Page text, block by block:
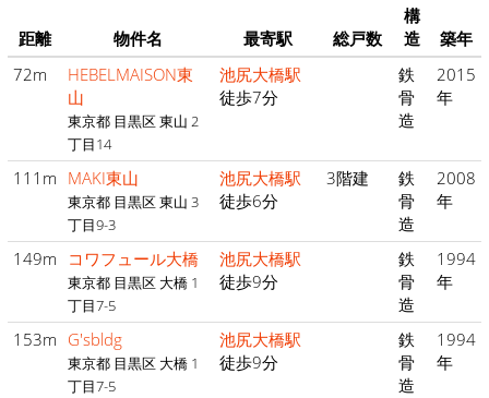
距離 物件名 最寄駅 総戸数
構
造
築年
72m
HEBELMAISON東
山
東京都 目黒区 東山 2
丁目14
池尻大橋駅
徒歩7分
鉄
骨
造
2015
年
111m MAKI東山
東京都 目黒区 東山 3
丁目9-3
池尻大橋駅
徒歩6分
3階建
鉄
骨
造
2008
年
149m コワフュール大橋
東京都 目黒区 大橋 1
丁目7-5
池尻大橋駅
徒歩9分
鉄
骨
造
1994
年
153m G'sbldg
東京都 目黒区 大橋 1
丁目7-5
池尻大橋駅
徒歩9分
鉄
骨
造
1994
年